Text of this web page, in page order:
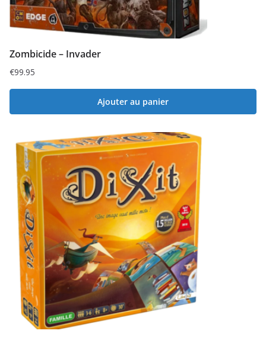
Zombicide – Invader
€99.95
Ajouter au panier